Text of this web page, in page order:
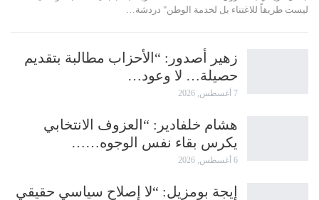
ليست طريقاً للاغتناء بل لخدمة الوطن" دردشة…
زهير أصدور: “الأحزاب مطالبة بتقديم
حصيلة… لا وعود…
7 أغسطس, 2026
هشام خلفادير: “العزوف الانتخابي
يكرس بقاء نفس الوجوه……
6 أغسطس, 2026
إيجة بومزيل: “لا إصلاح سياسي حقيقي